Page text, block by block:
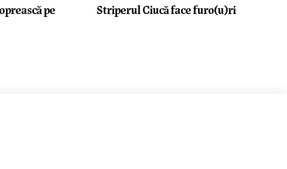
pe
Striperul Ciucă face furo(u)ri